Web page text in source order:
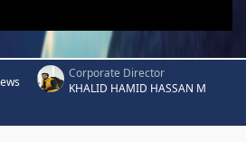
Corporate Director
KHALID HAMID HASSAN M